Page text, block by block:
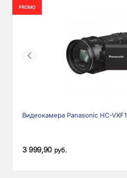
PROMO
Previous
Видеокамера Panasonic HC-VXF1
3 999,90 руб.